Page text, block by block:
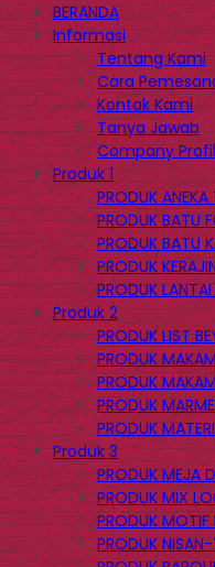
BERANDA
Informasi
Tentang Kami
Cara
Kontak Kami
Tanya Jawab
Company
Produk 1
PRODUK ANEKA
PRODUK BATU
PRODUK BATU
PRODUK
PRODUK
Produk 2
PRODUK LIST
PRODUK
PRODUK
PRODUK
PRODUK
Produk 3
PRODUK MEJA
PRODUK MIX
PRODUK MOTIF
PRODUK